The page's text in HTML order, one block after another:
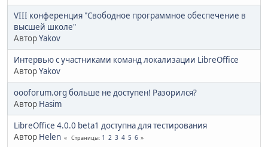
VIII конференция "Свободное программное обеспечение в
высшей школе"
АвторYakov
Интервью с участниками команд локализации LibreOffice
АвторYakov
oooforum.org больше не доступен! Разорился?
Автор Hasim
LibreOffice 4.0.0 beta1 доступна для тестирования
Автор Helen Страницы 1 2 3 4 5 6